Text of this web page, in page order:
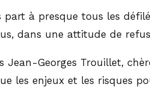
part à presque tous les
dans une attitude de refus
Jean-Georges Trouillet,
les enjeux et les risques